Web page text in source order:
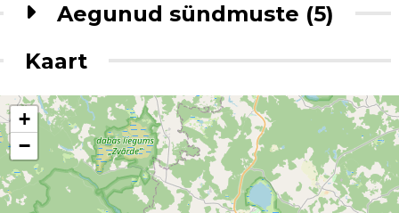
Aegunud sündmuste (5)
Kaart
+
−